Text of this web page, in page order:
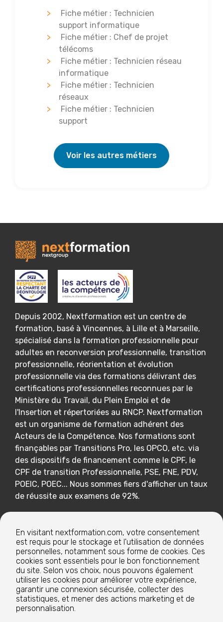
Fiche métier : Technicien
support informatique
Fiche métier : Chef de projet
télécoms
Fiche métier : Technicien réseau
informatique
Fiche métier : Technicien
réseaux
Fiche métier : Technicien
support
Voir les autres métiers
Depuis 2002, Nextformation est un centre de
formation, basé à Vincennes, à Lille et à Marseille,
spécialisé dans la formation professionnelle pour
adultes en reconversion professionnelle, transition
professionnelle, réorientation et évolution
professionnelle via des formations délivrant des
certifications professionnelles reconnues par le
Ministère du Travail, du Plein Emploi et de
l'Insertion et répertoriées au RNCP. Nextformation
est un organisme de formation adhérent des
Acteurs de la Compétence. Nos formations sont
finançables par Transitions Pro, les OPCO, etc. via
des dispositifs de financement comme le CPF, le
CPF de transition Professionnelle, PSE, FNE, PDV,
POEIC, POEC... Nous sommes fiers d'afficher un taux
de réussite aux examens de 92%.
Nextformation
Nos formations
Nos centres de formation
En visitant nextformation.com, votre consentement
est requis pour le stockage et l'utilisation de données
personnelles, notamment sous forme de cookies. Ces
cookies sont essentiels pour le bon fonctionnement
du site. Selon vos choix, nous pouvons également
utiliser les cookies pour améliorer votre expérience,
garantir une connexion sécurisée, collecter des
statistiques, et mener des actions marketing et de
personnalisation.